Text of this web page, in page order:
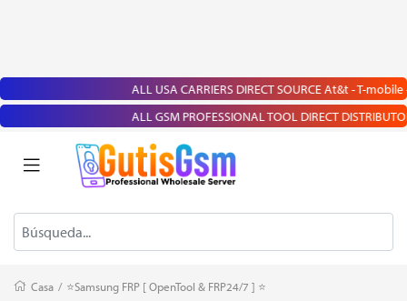
ALL USA CARRIERS DIRECT SOURCE At&t - T-
ALL GSM PROFESSIONAL TOOL DIRECT
Casa / ⭐️Samsung FRP [ OpenTool & FRP24/7 ] ⭐️